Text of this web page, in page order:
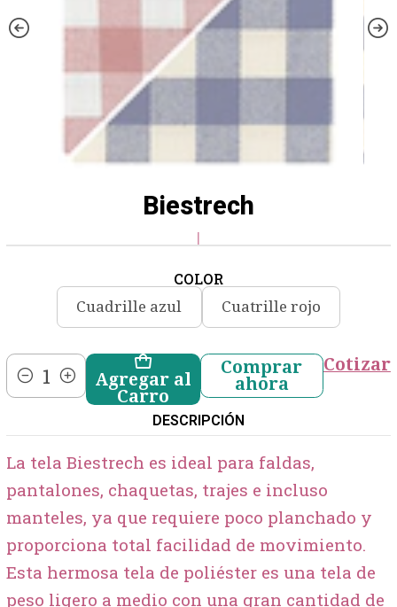
Biestrech
|
COLOR
Cuadrille azul Cuatrille rojo
Cantidad
Agregar al
Carro
Comprar
ahora
Cotizar
DESCRIPCIÓN
La tela Biestrech es ideal para faldas,
pantalones, chaquetas, trajes e incluso
manteles, ya que requiere poco planchado y
proporciona total facilidad de movimiento.
Esta hermosa tela de poliéster es una tela de
peso ligero a medio con una gran cantidad de